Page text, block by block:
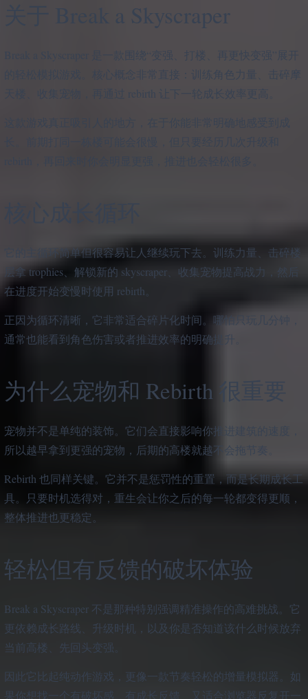
关于 Break a Skyscraper
Break a Skyscraper 是一款围绕“变强、打楼、再更快变强”展开
的轻松模拟游戏。核心概念非常直接：训练角色力量、击碎摩
天楼、收集宠物，再通过 rebirth 让下一轮成长效率更高。
它的主循环简单但很容易让人继续玩下去。训练力量、击碎楼
层拿 trophies、解锁新的 skyscraper、收集宠物提高战力，然后
在进度开始变慢时使用 rebirth。
正因为循环清晰，它非常适合碎片化时间。哪怕只玩几分钟，
通常也能看到角色伤害或者推进效率的明确提升。
为什么宠物和 Rebirth 很重要
宠物并不是单纯的装饰。它们会直接影响你推进建筑的速度，
所以越早拿到更强的宠物，后期的高楼就越不会拖节奏。
Rebirth 也同样关键。它并不是惩罚性的重置，而是长期成长工
具。只要时机选得对，重生会让你之后的每一轮都变得更顺，
整体推进也更稳定。
轻松但有反馈的破坏体验
Break a Skyscraper 不是那种特别强调精准操作的高难挑战。它
更依赖成长路线、升级时机，以及你是否知道该什么时候放弃
当前高楼、先回头变强。
因此它比起纯动作游戏，更像一款节奏轻松的增量模拟器。如
果你想找一个有破坏感、有成长反馈、又适合浏览器反复开一